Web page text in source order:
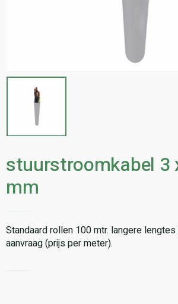
stuurstroomkabel 3
mm
Standaard rollen 100 mtr. langere
aanvraag (prijs per meter).